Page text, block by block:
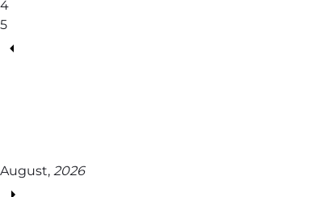
4
5
August, 2026